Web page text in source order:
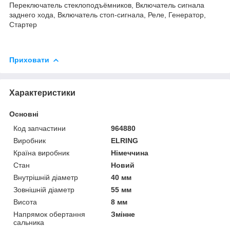
Переключатель стеклоподъёмников, Включатель сигнала
заднего хода, Включатель стоп-сигнала, Реле, Генератор,
Стартер
Приховати
Характеристики
Основні
Код запчастини
964880
Виробник
ELRING
Країна виробник
Німеччина
Стан
Новий
Внутрішній діаметр
40 мм
Зовнішній діаметр
55 мм
Висота
8 мм
Напрямок обертання
сальника
Змінне